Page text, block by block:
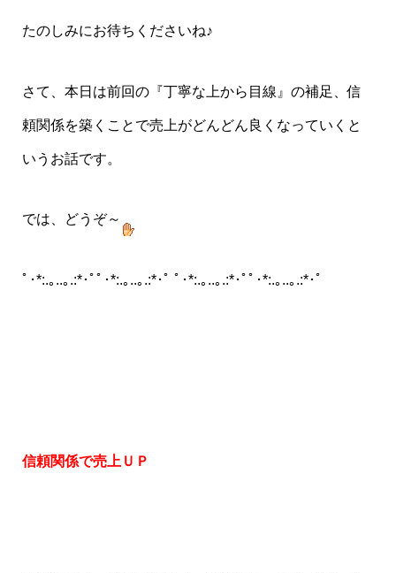
たのしみにお待ちくださいね♪
さて、本日は前回の『丁寧な上から目線』の補足、信
頼関係を築くことで売上がどんどん良くなっていくと
いうお話です。
では、どうぞ～
ﾟ･*:.｡..｡.:*･ﾟﾟ･*:.｡..｡.:*･ﾟ ﾟ･*:.｡..｡.:*･ﾟﾟ･*:.｡..｡.:*･ﾟ
信頼関係で売上ＵＰ